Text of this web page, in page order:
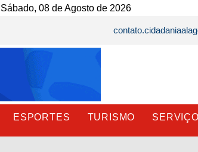
Sábado, 08 de Agosto de 2026
ESPORTES TURISMO